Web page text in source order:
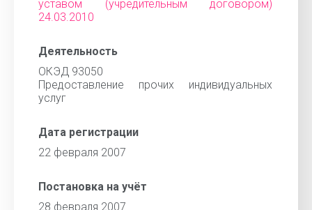
уставом (учредительным договором)
24.03.2010
Деятельность
ОКЭД 93050
Предоставление прочих индивидуальных
услуг
Дата регистрации
22 февраля 2007
Постановка на учёт
28 февраля 2007